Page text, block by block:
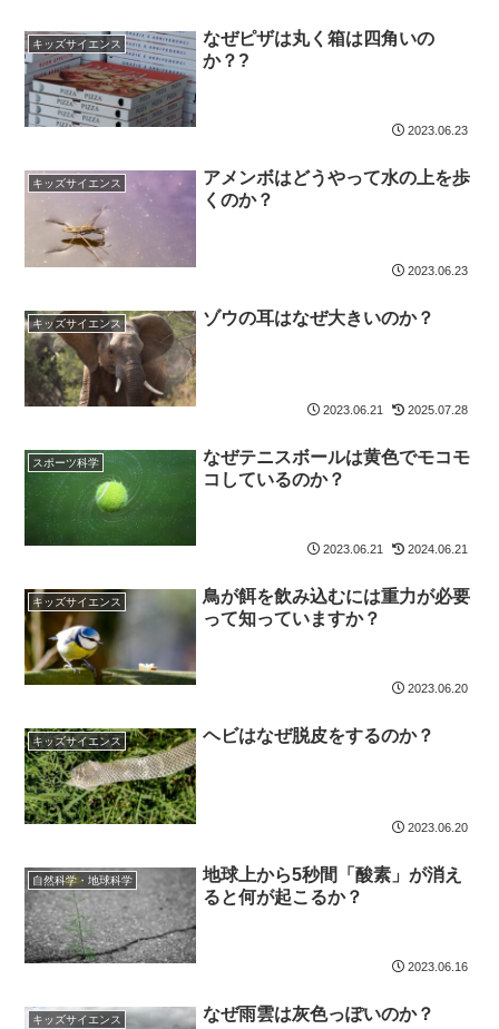
キッズサイエンス
なぜピザは丸く箱は四角いの
か？?
2023.06.23
キッズサイエンス
アメンボはどうやって水の上を歩
くのか？
2023.06.23
キッズサイエンス ゾウの耳はなぜ大きいのか？
2023.06.21 2025.07.28
スポーツ科学
なぜテニスボールは黄色でモコモ
コしているのか？
2023.06.21 2024.06.21
キッズサイエンス
鳥が餌を飲み込むには重力が必要
って知っていますか？
2023.06.20
キッズサイエンス ヘビはなぜ脱皮をするのか？
2023.06.20
自然科学・地球科学
地球上から5秒間「酸素」が消え
ると何が起こるか？
2023.06.16
キッズサイエンス なぜ雨雲は灰色っぽいのか？